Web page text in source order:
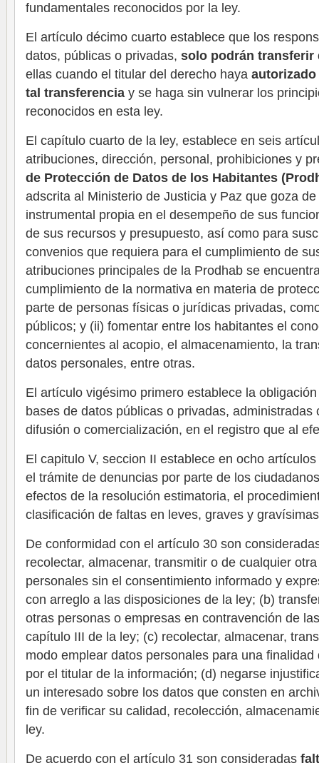
fundamentales reconocidos por la ley.
El artículo décimo cuarto establece que los
datos, públicas o privadas, solo podrán
ellas cuando el titular del derecho haya
tal transferencia y se haga sin vulnerar los
reconocidos en esta ley.
El capítulo cuarto de la ley, establece en seis
atribuciones, dirección, personal, prohibiciones y
de Protección de Datos de los Habitantes
adscrita al Ministerio de Justicia y Paz que goza
instrumental propia en el desempeño de sus
de sus recursos y presupuesto, así como para
convenios que requiera para el cumplimiento de
atribuciones principales de la Prodhab se
cumplimiento de la normativa en materia de
parte de personas físicas o jurídicas privadas,
públicos; y (ii) fomentar entre los habitantes el
concernientes al acopio, el almacenamiento, la
datos personales, entre otras.
El artículo vigésimo primero establece la
bases de datos públicas o privadas, administradas
difusión o comercialización, en el registro que al
El capitulo V, seccion II establece en ocho
el trámite de denuncias por parte de los
efectos de la resolución estimatoria, el
clasificación de faltas en leves, graves y
De conformidad con el artículo 30 son
recolectar, almacenar, transmitir o de cualquier
personales sin el consentimiento informado y
con arreglo a las disposiciones de la ley; (b)
otras personas o empresas en contravención de
capítulo III de la ley; (c) recolectar, almacenar,
modo emplear datos personales para una
por el titular de la información; (d) negarse
un interesado sobre los datos que consten en
fin de verificar su calidad, recolección,
ley.
De acuerdo con el artículo 31 son consideradas